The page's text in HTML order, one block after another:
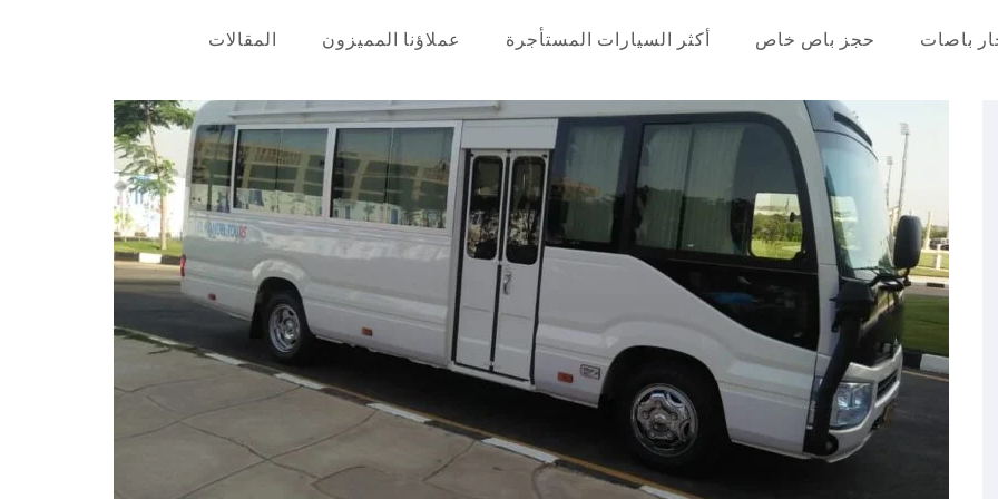
في مصر
باصات حجز باص خاص أكثر السيارات المستأجرة عملاؤنا المميزون
المقالات